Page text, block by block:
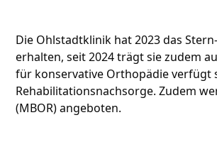
Die Ohlstadtklinik hat 2023 das
erhalten, seit 2024 trägt sie zudem
für konservative Orthopädie verfügt
Rehabilitationsnachsorge. Zudem
(MBOR) angeboten.